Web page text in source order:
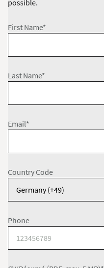
possible.
First Name*
Last Name*
Email*
Country Code
Phone